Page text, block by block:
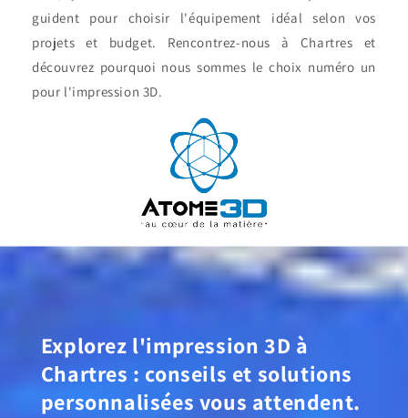
guident pour choisir l'équipement idéal selon vos
projets et budget. Rencontrez-nous à Chartres et
découvrez pourquoi nous sommes le choix numéro un
pour l'impression 3D.
Explorez l'impression 3D à
Chartres : conseils et solutions
personnalisées vous attendent.